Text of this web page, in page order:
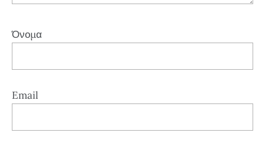
Όνομα
Email